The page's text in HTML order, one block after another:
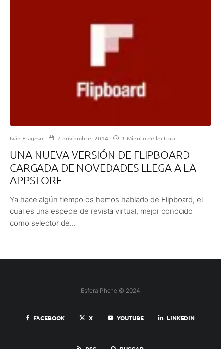
Iván Fragoso 7 noviembre, 2014 1 Minuto de lectura
UNA NUEVA VERSIÓN DE FLIPBOARD
CARGADA DE NOVEDADES LLEGA A LA
APPSTORE
Ya hace algún tiempo os hemos hablado de Flipboard, el
cual es una especie de revista virtual, mejor conocido
como selector de...
EsferaiPhone © 2024
FACEBOOK X YOUTUBE LINKEDIN